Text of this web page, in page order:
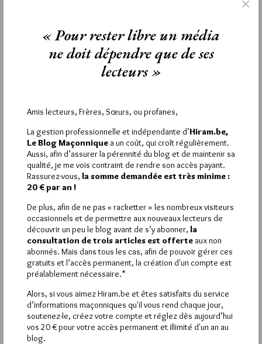
Ce fond devrait utiliser les fonds collectés pour œuvrer
directement et non servir de caisse à d’autres fondations ce
qui d’ailleurs démontre s’il en était besoin le manque de
justification fondamentale de cette structure qui réduit
demonstrandum !
MONIC'SVIEW
1 JUIN 2020 À 10H50 / RÉPONDRE
Chère Biscotte. Je partage votre point de vue. On ne sait plus
trop où nous sommes et où nous en sommes. Une chose est
sure, la GLFF est devenu un vrai collecteur de fonds ! Ben oui
ça coute cher l’humanitaire ! On croule sous les demandes de
fric et à un moment donné de cette crise sanitaire, on a reçu
des appels à dons presque tous les deux jours. Pourquoi ? Un
courrier nous apprends que les nanties doivent payer … et ça
continue. Attendons les comptes et les justifications sinon les
justificatifs. Et après on vient nous donner des leçons
d’éthique …
« Pour rester libre un média
ne doit dépendre que de ses
lecteurs »
Amis lecteurs, Frères, Sœurs, ou profanes,
La gestion professionnelle et indépendante d’Hiram.be,
Le Blog Maçonnique a un coût, qui croît régulièrement.
Aussi, afin d’assurer la pérennité du blog et de maintenir sa
qualité, je me vois contraint de rendre son accès payant.
Rassurez-vous, la somme demandée est très minime :
20 € par an !
De plus, afin de ne pas « racketter » les nombreux visiteurs
occasionnels et de permettre aux nouveaux lecteurs de
découvrir un peu le blog avant de s’y abonner, la
consultation de trois articles est offerte aux non
abonnés. Mais dans tous les cas, afin de pouvoir gérer ces
gratuits et l’accès permanent, la création d'un compte est
préalablement nécessaire.*
Alors, si vous aimez Hiram.be et êtes satisfaits du service
d’informations maçonniques qu'il vous rend chaque jour,
soutenez-le, créez votre compte et réglez dès aujourd’hui
vos 20 € pour votre accès permanent et illimité d'un an au
blog.